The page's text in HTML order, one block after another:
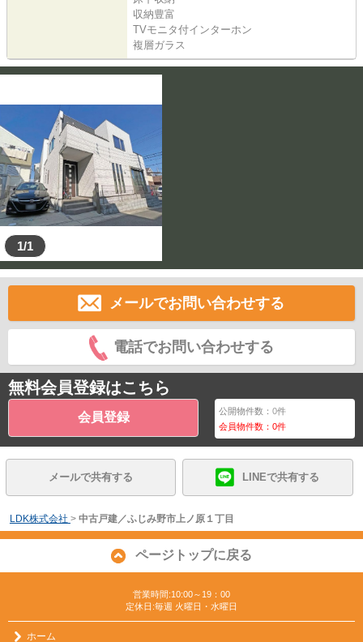
収納豊富
TVモニタ付インターホン
複層ガラス
1/1
メールでお問い合わせする
電話でお問い合わせする
無料会員登録はこちら
会員登録 公開物件数：0件
会員物件数：0件
メールで共有する LINEで共有する
LDK株式会社 > 中古戸建／ふじみ野市上ノ原１丁目
ページトップに戻る
営業時間:10:00～19：00
定休日:毎週 火曜日・水曜日
ホーム